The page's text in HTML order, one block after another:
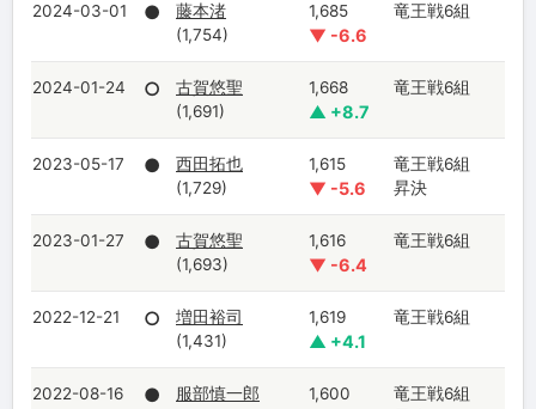
2024-03-01 ●
藤本渚
(1,754)
1,685
▼ -6.6
竜王戦6組
2024-01-24 ○
古賀悠聖
(1,691)
1,668
▲ +8.7
竜王戦6組
2023-05-17 ●
西田拓也
(1,729)
1,615
▼ -5.6
竜王戦6組
昇決
2023-01-27 ●
古賀悠聖
(1,693)
1,616
▼ -6.4
竜王戦6組
2022-12-21 ○
増田裕司
(1,431)
1,619
▲ +4.1
竜王戦6組
2022-08-16 ●
服部慎一郎
1,600
竜王戦6組